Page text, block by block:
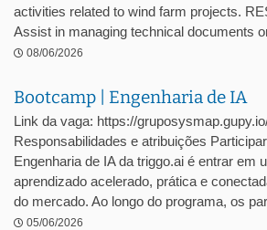
activities related to wind farm projects.
Assist in managing technical documents
08/06/2026
Bootcamp | Engenharia de IA
Link da vaga: https://
Responsabilidades e atribuições
Engenharia de IA da triggo.ai é entrar em
aprendizado acelerado, prática e
do mercado. Ao longo do programa, os
05/06/2026